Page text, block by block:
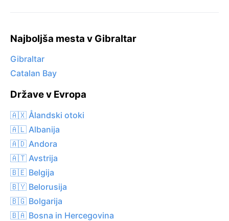
Najboljša mesta v Gibraltar
Gibraltar
Catalan Bay
Države v Evropa
🇦🇽 Ålandski otoki
🇦🇱 Albanija
🇦🇩 Andora
🇦🇹 Avstrija
🇧🇪 Belgija
🇧🇾 Belorusija
🇧🇬 Bolgarija
🇧🇦 Bosna in Hercegovina